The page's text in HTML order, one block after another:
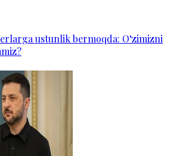
ustunlik bermoqda: O‘zimizni